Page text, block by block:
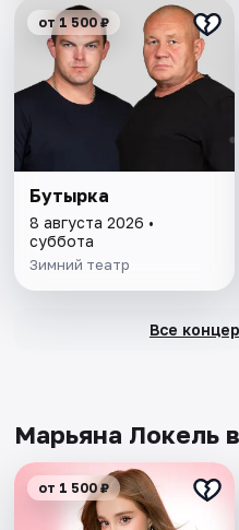
от 1 500 ₽
Бутырка
8 августа 2026 •
суббота
Зимний театр
Все
Марьяна Локель
от 1 500 ₽